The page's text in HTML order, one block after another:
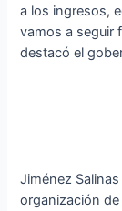
a los ingresos,
vamos a seguir
destacó el
Jiménez
organización